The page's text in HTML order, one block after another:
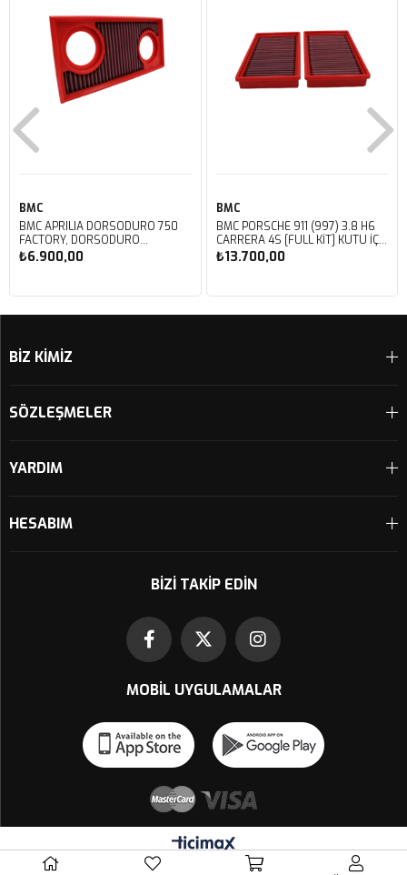
BMC
BMC APRILIA DORSODURO 750
FACTORY, DORSODURO
900, SHIVER 750 GT, SHIVER
750 KUTU İÇİ PERFORMANS
₺6.900,00
BMC
BMC PORSCHE 911 (997) 3.8 H6
CARRERA 4S [FULL KIT] KUTU İÇİ
PERFORMANS HAVA FİLTRESİ
FB468/20
₺13.700,00
BİZ KİMİZ
SÖZLEŞMELER
YARDIM
HESABIM
BIZI TAKIP EDIN
MOBIL UYGULAMALAR